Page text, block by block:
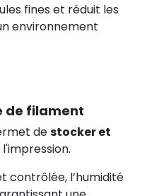
fines et réduit les
environnement
de filament
destocker et
contrôlée, l’humidité